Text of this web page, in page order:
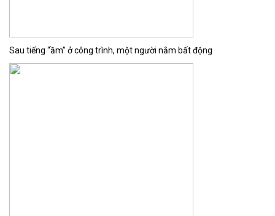
Sau tiếng “ầm” ở công trình, một người nằm bất động